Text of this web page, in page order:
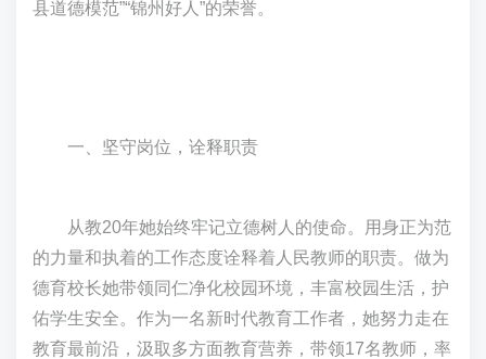
县道德模范”“锦州好人”的荣誉。
一、坚守岗位，诠释职责
从教20年她始终牢记立德树人的使命。用身正为范
的力量和执着的工作态度诠释着人民教师的职责。做为
德育校长她带领同仁净化校园环境，丰富校园生活，护
佑学生安全。作为一名新时代教育工作者，她努力走在
教育最前沿，汲取多方面教育营养，带领17名教师，率